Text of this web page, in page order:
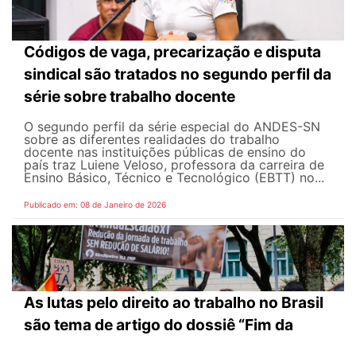
Códigos de vaga, precarização e disputa
sindical são tratados no segundo perfil da
série sobre trabalho docente
O segundo perfil da série especial do ANDES-SN
sobre as diferentes realidades do trabalho
docente nas instituições públicas de ensino do
país traz Luiene Veloso, professora da carreira de
Ensino Básico, Técnico e Tecnológico (EBTT) no...
Publicado em: 08 de Janeiro de 2026
As lutas pelo direito ao trabalho no Brasil
são tema de artigo do dossiê “Fim da